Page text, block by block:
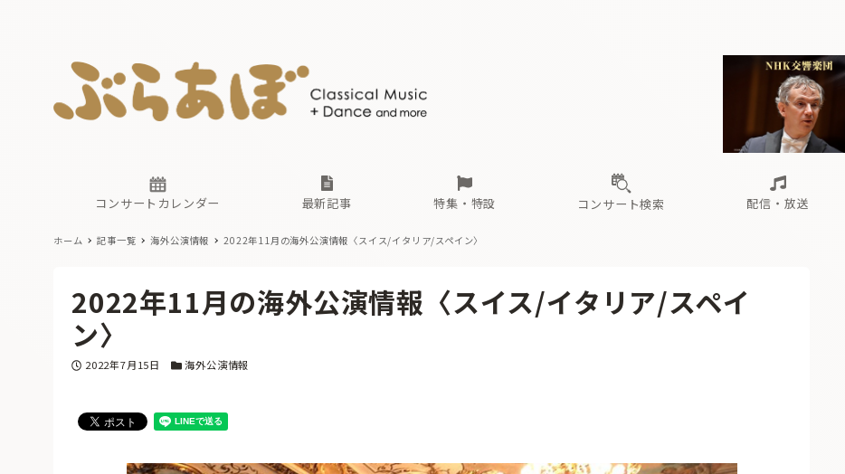
コンサートカレンダー 最新記事
古楽とその先と オーケストラの楽屋から 海の向こうの音楽家
特集・特設
現場のプロが推す！間違いないオーケストラコンサート
過去の特集
コンサート検索 配信・放送
無料ライブ配信スケジュール 有料ライブ配信スケジュール
あ か た な ま や ら
古楽とその先と Aからの眺望
無料ライブ配信スケジュール
あ か さ
ホーム 記事一覧 海外公演情報 2022年11月の海外公演情報〈スイス/イタリア/スペイン〉
2022年11月の海外公演情報〈スイス/イタリア/スペイ
ン〉
投稿日
2022年7月15日 カテゴリー
海外公演情報